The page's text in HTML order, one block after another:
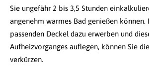
Sie ungefähr 2 bis 3,5 Stunden
angenehm warmes Bad genießen können.
passenden Deckel dazu erwerben und
Aufheizvorganges auflegen, können Sie
verkürzen.